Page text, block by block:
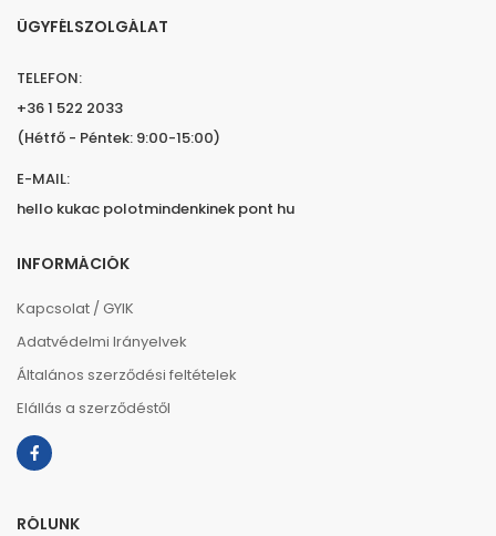
ÜGYFÉLSZOLGÁLAT
TELEFON:
+36 1 522 2033
(Hétfő - Péntek: 9:00-15:00)
E-MAIL:
hello kukac polotmindenkinek pont hu
INFORMÁCIÓK
Kapcsolat / GYIK
Adatvédelmi Irányelvek
Általános szerződési feltételek
Elállás a szerződéstől
RÓLUNK